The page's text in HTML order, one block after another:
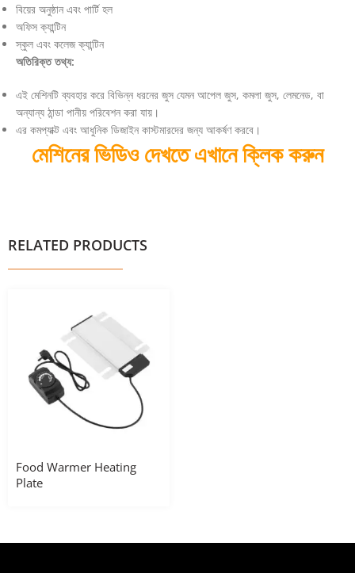
বিয়ের অনুষ্ঠান এবং পার্টি হল
অফিস ক্যান্টিন
স্কুল এবং কলেজ ক্যান্টিন
অতিরিক্ত তথ্য:
এই মেশিনটি ব্যবহার করে বিভিন্ন ধরনের জুস যেমন আপেল জুস, কমলা জুস, লেমনেড, বা
অন্যান্য ঠান্ডা পানীয় পরিবেশন করা যায়।
এর কমপ্যাক্ট এবং আধুনিক ডিজাইন কাস্টমারদের জন্য আকর্ষণ করবে।
মেশিনের ভিডিও দেখতে এখানে ক্লিক করুন
RELATED PRODUCTS
Food Warmer Heating
Plate